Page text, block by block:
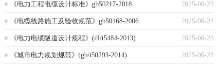
2025-06-23
《电力工程电缆设计标准》gb50217-2018
2025-06-23
《电缆线路施工及验收规范》gb50168-2006
2025-06-23
《电力电缆隧道设计规程》(dl/t5484-2013)
2025-06-23
《城市电力规划规范》(gb/t50293-2014)